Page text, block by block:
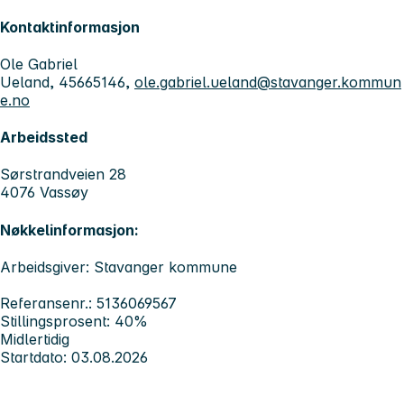
Kontaktinformasjon
Ole Gabriel
Ueland, 45665146, ole.gabriel.ueland@stavanger.kommun
e.no
Arbeidssted
Sørstrandveien 28
4076 Vassøy
Nøkkelinformasjon:
Arbeidsgiver: Stavanger kommune
Referansenr.: 5136069567
Stillingsprosent: 40%
Midlertidig
Startdato: 03.08.2026